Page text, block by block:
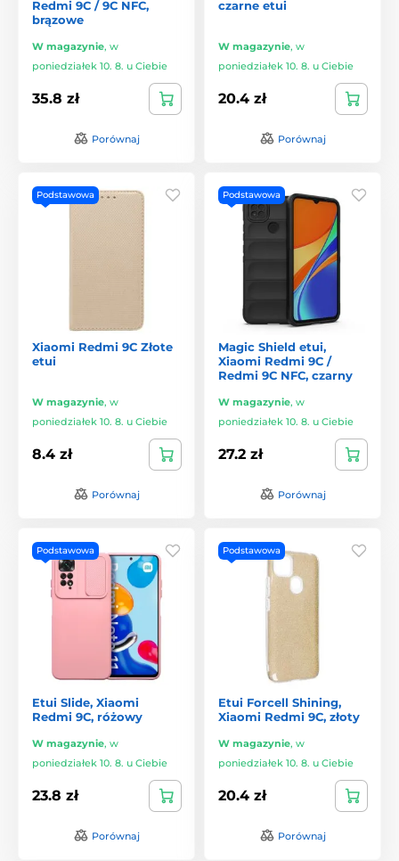
Redmi 9C / 9C NFC,
brązowe
W magazynie, w
poniedziałek 10. 8. u Ciebie
35.8 zł
Porównaj
czarne etui
W magazynie, w
poniedziałek 10. 8. u Ciebie
20.4 zł
Porównaj
Podstawowa
Xiaomi Redmi 9C Złote
etui
W magazynie, w
poniedziałek 10. 8. u Ciebie
8.4 zł
Porównaj
Podstawowa
Magic Shield etui,
Xiaomi Redmi 9C /
Redmi 9C NFC, czarny
W magazynie, w
poniedziałek 10. 8. u Ciebie
27.2 zł
Porównaj
Podstawowa
Etui Slide, Xiaomi
Redmi 9C, różowy
W magazynie, w
poniedziałek 10. 8. u Ciebie
23.8 zł
Porównaj
Podstawowa
Etui Forcell Shining,
Xiaomi Redmi 9C, złoty
W magazynie, w
poniedziałek 10. 8. u Ciebie
20.4 zł
Porównaj